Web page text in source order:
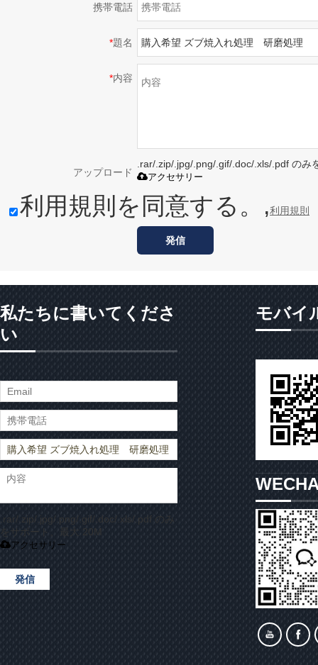
携帯電話
*題名
*内容
アップロード
.rar/.zip/.jpg/.png/.gif/.doc/.xls/.pdf のみ
アクセサリー
利用規則を同意する。,利用規則
発信
私たちに書いてくださ
い
.rar/.zip/.jpg/.png/.gif/.doc/.xls/.pdf のみ
をサポート、最大 20M
アクセサリー
発信
モバイ